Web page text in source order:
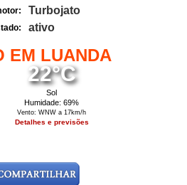
Turbojato
ativo
EM LUANDA
22°C
Sol
Humidade: 69%
Vento: WNW a 17km/h
Detalhes e previsões